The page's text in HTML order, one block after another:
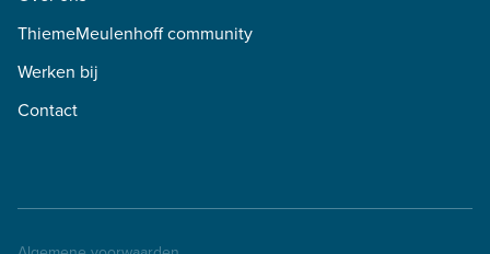
ThiemeMeulenhoff community
Werken bij
Contact